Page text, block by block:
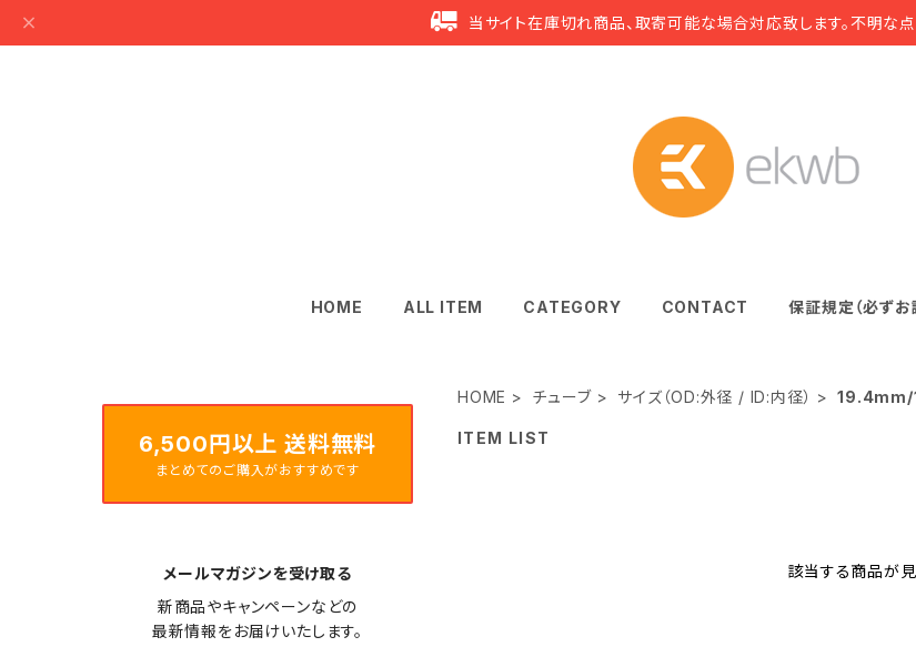
当サイト在庫切れ商品、取寄可能な場合対応致します。不明な点
HOME ALL ITEM CATEGORY CONTACT 保証規定（必ずお
HOME チューブ サイズ（OD:外径 / ID:内径）
ITEM LIST
該当する商品が見
6,500円以上 送料無料
まとめてのご購入がおすすめです
メールマガジンを受け取る
新商品やキャンペーンなどの
最新情報をお届けいたします。